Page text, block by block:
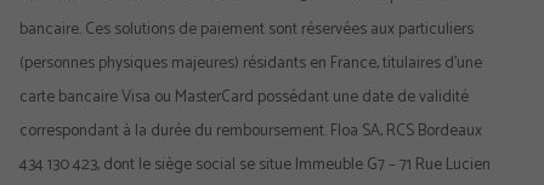
bancaire. Ces solutions de paiement sont réservées aux particuliers
(personnes physiques majeures) résidants en France, titulaires d’une
carte bancaire Visa ou MasterCard possédant une date de validité
correspondant à la durée du remboursement. Floa SA, RCS Bordeaux
434 130 423, dont le siège social se situe Immeuble G7 – 71 Rue Lucien